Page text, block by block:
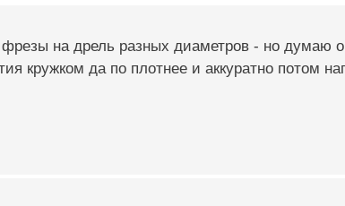
на дрель разных диаметров - но думаю
кружком да по плотнее и аккуратно потом